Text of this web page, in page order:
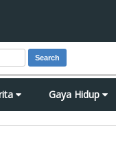
Search
Gaya Hidup